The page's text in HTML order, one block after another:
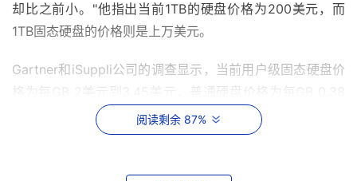
却比之前小。"他指出当前1TB的硬盘价格为200美元，而
1TB固态硬盘的价格则是上万美元。
Gartner和iSuppli公司的调查显示，当前用户级固态硬盘价
格为每GB 2美元到3.45美元，普通硬盘价格为每GB 0.38
美元。两年前，固态硬盘的价格为每GB 17.5美元，因此很
明显用户级NAND闪存将很快成为普通硬盘的竞争者，但当
阅读剩余 87%